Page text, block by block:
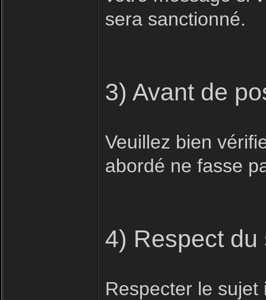
sera sanctionné.
3) Avant de
Veuillez bien
abordé ne fasse
4) Respect
Respecter le sujet